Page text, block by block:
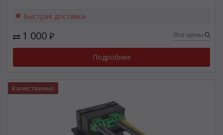
Быстрая доставка
1 000 ₽ Все цены
Подробнее
Качественно